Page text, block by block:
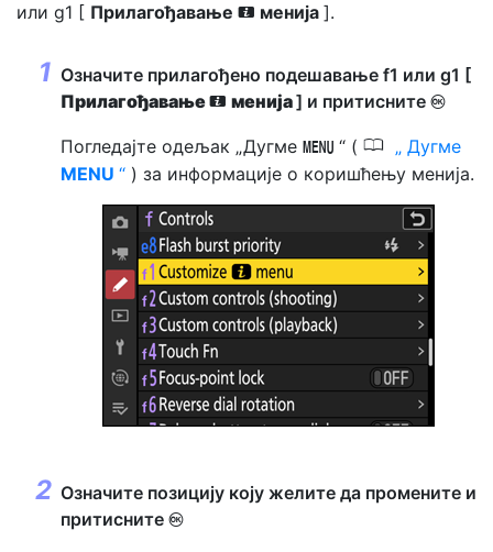
или g1 [ Прилагођавање i менија ].
Означите прилагођено подешавање f1 или g1 [
Прилагођавање i менија] и притисните J
Погледајте одељак „Дугме G “ ( 0
Дугме
MENU
) за информације о коришћењу менија.
Означите позицију коју желите да промените и
притисните J